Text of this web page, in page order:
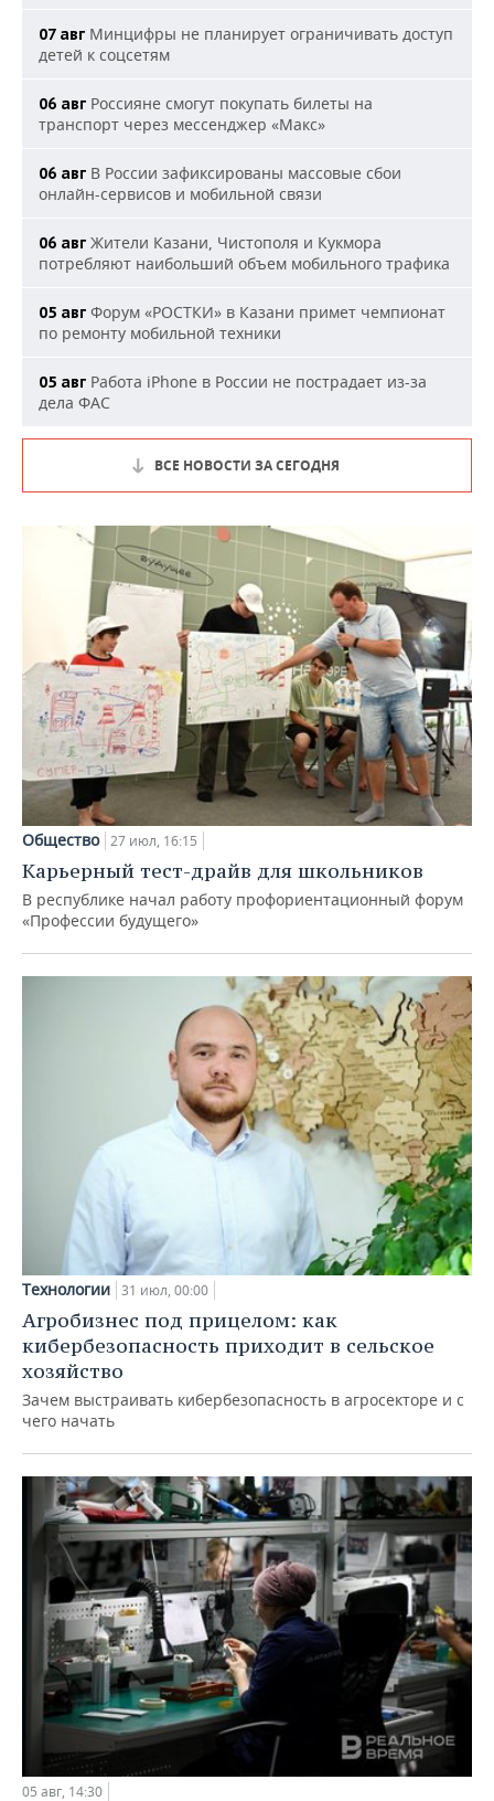
07 авг Минцифры не планирует ограничивать доступ
детей к соцсетям
06 авг Россияне смогут покупать билеты на
транспорт через мессенджер «Макс»
06 авг В России зафиксированы массовые сбои
онлайн-сервисов и мобильной связи
06 авг Жители Казани, Чистополя и Кукмора
потребляют наибольший объем мобильного трафика
05 авг Форум «РОСТКИ» в Казани примет чемпионат
по ремонту мобильной техники
05 авг Работа iPhone в России не пострадает из-за
дела ФАС
ВСЕ НОВОСТИ ЗА СЕГОДНЯ
Общество 27 июл, 16:15
Карьерный тест-драйв для школьников
В республике начал работу профориентационный форум
«Профессии будущего»
Технологии 31 июл, 00:00
Агробизнес под прицелом: как
кибербезопасность приходит в сельское
хозяйство
Зачем выстраивать кибербезопасность в агросекторе и с
чего начать
05 авг, 14:30